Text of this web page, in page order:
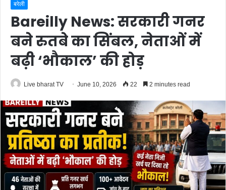
बरेली
Bareilly News: सरकारी गनर
बने रुतबे का सिंबल, नेताओं में
बढ़ी ‘भौकाल’ की होड़
Live bharat TV June 10, 2026 22 2 minutes read